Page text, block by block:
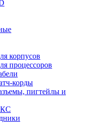
корпусов
процессоров
корды
пигтейлы и